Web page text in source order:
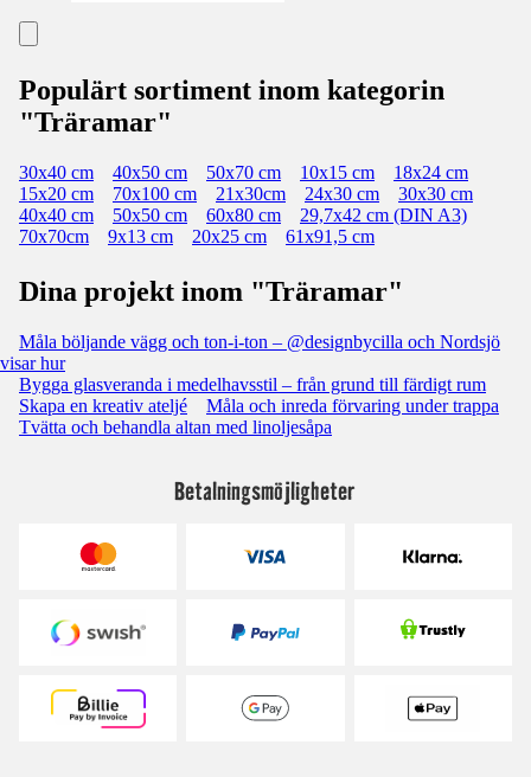
Populärt sortiment inom kategorin
"Träramar"
30x40 cm 40x50 cm 50x70 cm 10x15 cm
18x24 cm
15x20 cm
70x100 cm 21x30cm 24x30 cm
30x30 cm
40x40 cm
50x50 cm 60x80 cm
29,7x42 cm (DIN A3)
70x70cm
9x13 cm 20x25 cm 61x91,5 cm
Dina projekt inom "Träramar"
Måla böljande vägg och ton-i-ton – @designbycilla och Nordsjö
visar hur
Bygga glasveranda i medelhavsstil – från grund till färdigt rum
Skapa en kreativ ateljé
Måla och inreda förvaring under trappa
Tvätta och behandla altan med linoljesåpa
Betalningsmöjligheter